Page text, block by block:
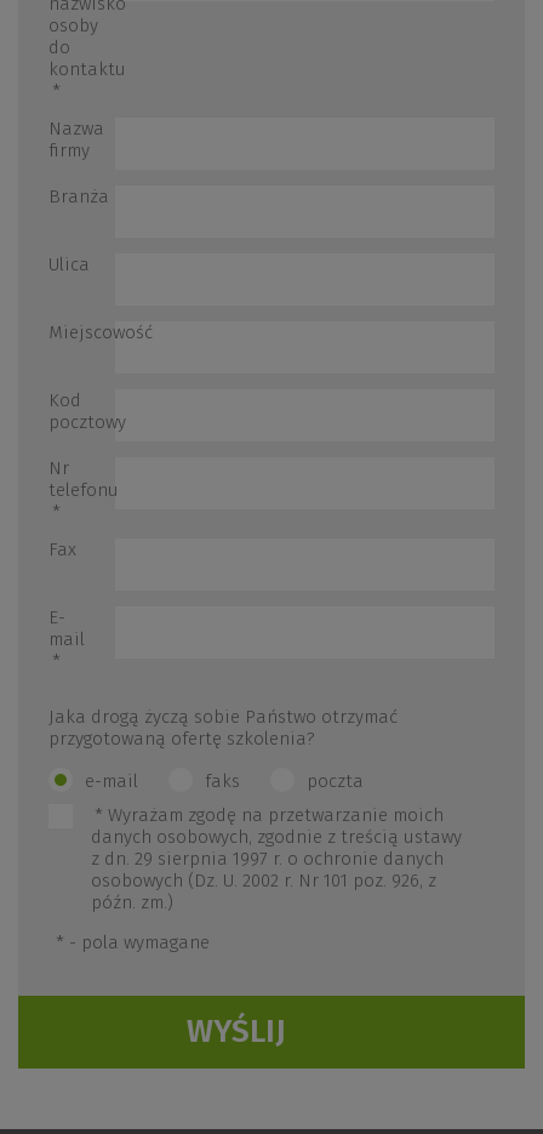
osoby
do
kontaktu
*
Nazwa
firmy
Branża
Ulica
Miejscowość
Kod
pocztowy
Nr
telefonu
*
Fax
E-
mail
*
Jaka drogą życzą sobie Państwo otrzymać
przygotowaną ofertę szkolenia?
e-mail
faks
poczta
* Wyrażam zgodę na przetwarzanie moich
danych osobowych, zgodnie z treścią ustawy
z dn. 29 sierpnia 1997 r. o ochronie danych
osobowych (Dz. U. 2002 r. Nr 101 poz. 926, z
późn. zm.)
* - pola wymagane